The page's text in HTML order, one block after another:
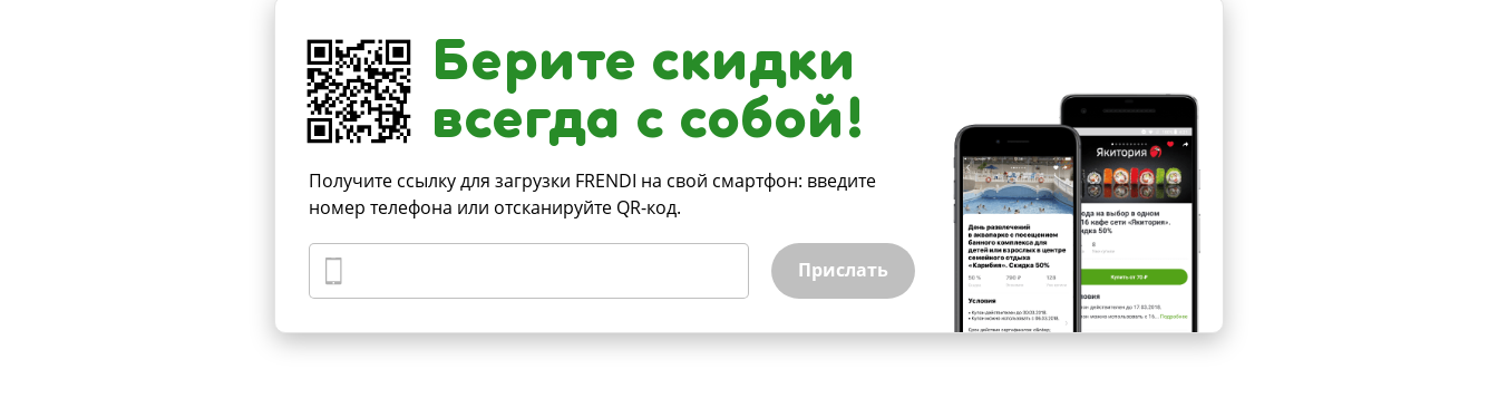
Берите скидки
всегда с собой!
Получите ссылку для загрузки FRENDI на свой смартфон: введите
номер телефона или отсканируйте QR-код.
Прислать